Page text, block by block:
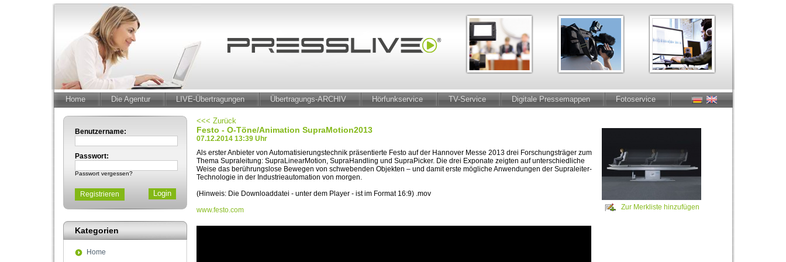
Home Die Agentur LIVE-Übertragungen Übertragungs-ARCHIV Hörfunkservice TV-Service Digitale Pressemappen Fotoservice
Benutzername:
Passwort:
Passwort vergessen?
Registrieren
Kategorien
Home
<<< Zurück
Festo - O-Töne/Animation SupraMotion2013
07.12.2014 13:39 Uhr
Als erster Anbieter von Automatisierungstechnik präsentierte Festo auf der Hannover Messe 2013 drei Forschungsträger zum
Thema Supraleitung: SupraLinearMotion, SupraHandling und SupraPicker. Die drei Exponate zeigten auf unterschiedliche
Weise das berührungslose Bewegen von schwebenden Objekten – und damit erste mögliche Anwendungen der Supraleiter-
Technologie in der Industrieautomation von morgen.
(Hinweis: Die Downloaddatei - unter dem Player - ist im Format 16:9) .mov
www.festo.com
Zur Merkliste hinzufügen